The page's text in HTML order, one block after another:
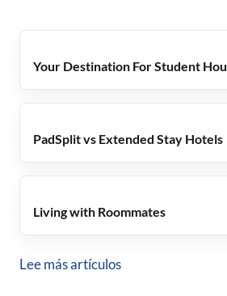
Your Destination For Student
PadSplit vs Extended Stay Hotels
Living with Roommates
Lee más artículos